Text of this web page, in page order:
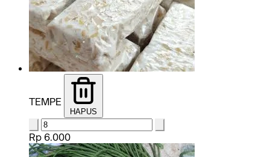
TEMPE
HAPUS
Rp 6.000